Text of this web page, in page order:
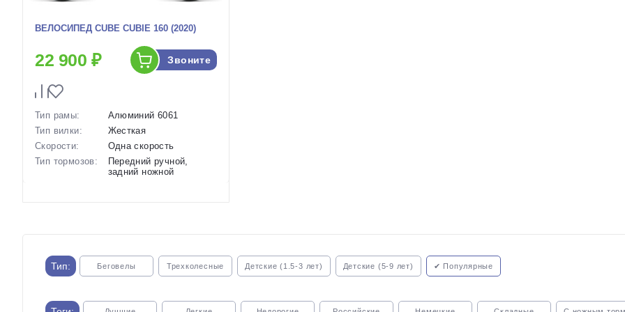
ВЕЛОСИПЕД CUBE CUBIE 160 (2020)
22 900 ₽ Звоните
Тип рамы:
Алюминий 6061
Тип вилки:
Жесткая
Скорости:
Одна скорость
Тип тормозов:
Передний ручной,
задний ножной
Тип: Беговелы Трехколесные Детские (1.5-3 лет) Детские (5-9 лет) ✔ Популярные